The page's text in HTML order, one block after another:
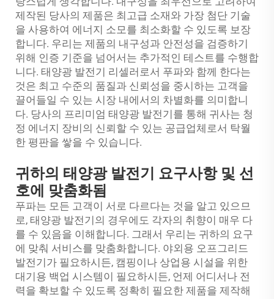
제작된 당사의 제품은 최고급 소재와 가장 첨단 기술
을 사용하여 에너지 소모를 최소화할 수 있도록 보장
합니다. 우리는 제품의 내구성과 안전성을 검증하기
위해 인증 기준을 넘어서는 추가적인 테스트를 수행합
니다. 태양광 발전기 리셀러로서 푸파와 함께 한다는
것은 최고 수준의 품질과 신뢰성을 중시하는 고객을
끌어들일 수 있는 시장 내에서의 차별화를 의미합니
다. 당사의 프리미엄 태양광 발전기를 통해 귀사는 청
정 에너지 장비의 신뢰할 수 있는 공급업체로서 탁월
한 평판을 쌓을 수 있습니다.
귀하의 태양광 발전기 요구사항 및 선
호에 맞춤화됨
푸파는 모든 고객이 서로 다르다는 것을 알고 있으므
로, 태양광 발전기의 경우에도 각자의 취향이 매우 다
를 수 있음을 이해합니다. 그래서 우리는 귀하의 요구
에 맞춰 서비스를 맞춤화합니다. 야외용 오프그리드
발전기가 필요하시든, 캠핑이나 상업용 시설을 위한
대기용 백업 시스템이 필요하시든, 언제 어디서나 전
력을 확보할 수 있도록 정확히 필요한 제품을 제작해